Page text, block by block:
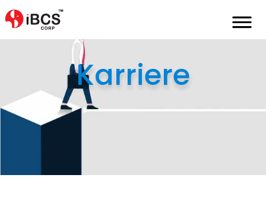
Karriere
Home de
senior-spezialist-bewerbungsabwicklung-indien